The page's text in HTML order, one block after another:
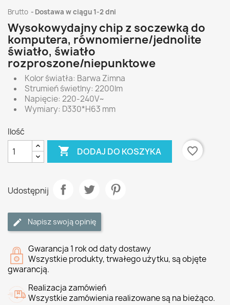
Brutto Dostawa w ciągu 1-2 dni
Wysokowydajny chip z soczewką do
komputera, równomierne/jednolite
światło, światło
rozproszone/niepunktowe
Kolor światła: Barwa Zimna
Strumień świetlny: 2200lm
Napięcie: 220-240V~
Wymiary: D330*H63 mm
Ilość
 DODAJ DO KOSZYKA favorite_border
Udostępnij
Napisz swoją opinię
Gwarancja 1 rok od daty dostawy
Wszystkie produkty, trwałego użytku, są objęte
gwarancją.
Realizacja zamówień
Wszystkie zamówienia realizowane są na bieżąco.